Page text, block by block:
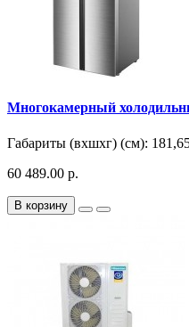
Многокамерный
Габариты (вхшхг) (см):
60 489.00 р.
В корзину